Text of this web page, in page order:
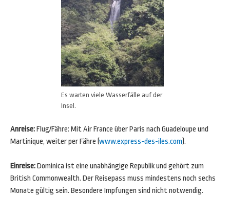
Es warten viele Wasserfälle auf der
Insel.
Anreise:Flug/Fähre: Mit Air France über Paris nach Guadeloupe und
Martinique, weiter per Fähre (www.express-des-iles.com).
Einreise:Dominica ist eine unabhängige Republik und gehört zum
British Commonwealth. Der Reisepass muss mindestens noch sechs
Monate gültig sein. Besondere Impfungen sind nicht notwendig.